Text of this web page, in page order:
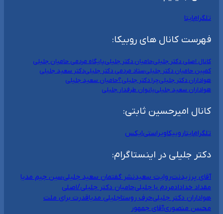
تلگرامایتا
فهرست کانال های روبیکا:
کانال اصلی دکتر جلیلیحامیان دکتر جلیلیپایگاه مردمی حامیان جلیلی
کمپین حامیان دکتر جلیلیستاد مردمی دکتر جلیلیدکتر سعید جلیلی
هواداران دکتر جلیلیچرا دکتر جلیلی؟حامیان سعید جلیلی
هواداران سعید جلیلیبانوان طرفدار جلیلی
کانال امیرحسین ثابتی:
تلگرامایتاروبیکاویراستیایکس
دکتر جلیلی در اینستاگرام:
آقای پرزیدنتروایت سعیدنشر گفتمان سعید جلیلیسین جیم مدیا
مقداد خدادادمردم با جلیلیحامیان دکتر جلیلی/اصلی
هواداران دکتر جلیلیحرف روستاجلیلی مدیاقدرت برای ملت
محسن منصوریآقای جمهور